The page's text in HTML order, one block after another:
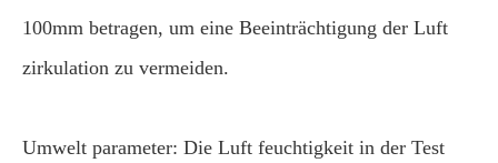
100mm betragen, um eine Beeinträchtigung der Luft
zirkulation zu vermeiden.
Umwelt parameter: Die Luft feuchtigkeit in der Test